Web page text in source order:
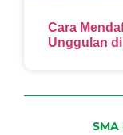
Cara
Unggulan